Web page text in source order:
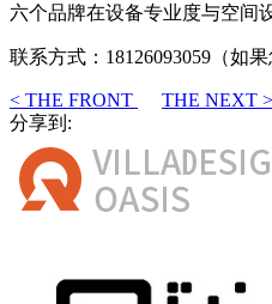
六个品牌在设备专业度与空间
联系方式：18126093059（如
< THE FRONT
THE NEXT >
分享到: